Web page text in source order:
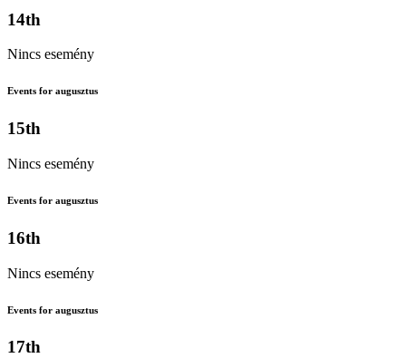
14th
Nincs esemény
Events for augusztus
15th
Nincs esemény
Events for augusztus
16th
Nincs esemény
Events for augusztus
17th